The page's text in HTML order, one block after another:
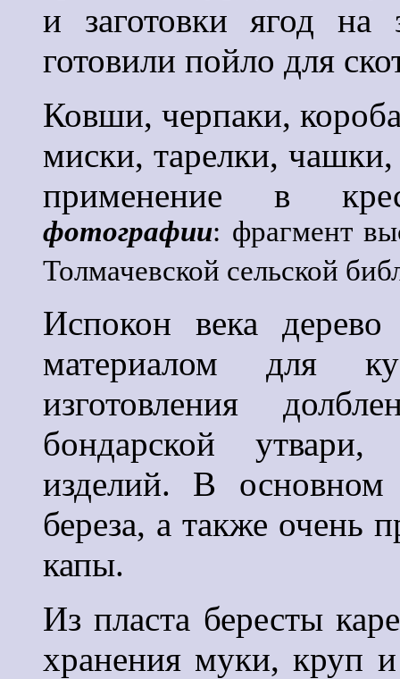
и заготовки ягод на
готовили пойло для
Ковши, черпаки,
миски, тарелки,
применение в
фотографии: фрагмент
Толмачевской сельской
Испокон века
материалом для
изготовления
бондарской
изделий. В основном
береза, а также очень
капы.
Из пласта бересты
хранения муки, круп